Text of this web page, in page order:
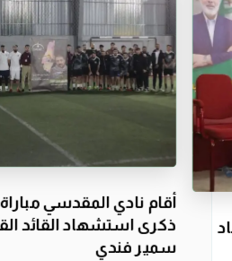
أقام نادي المقدسي
ذكرى استشهاد القائد
سمير فندي